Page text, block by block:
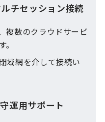
チセッション​接続
複数のクラウド​サービ
域網を介して​接続い
運用サポート